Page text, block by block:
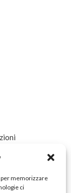
memorizzare
ci